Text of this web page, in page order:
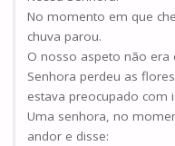
No momento em que
chuva parou.
O nosso aspeto não
Senhora perdeu as
estava preocupado com
Uma senhora, no
andor e disse: